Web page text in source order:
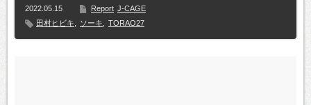
2022.05.15 Report J-CAGE
田村ヒビキ
ソーキ TORAO27